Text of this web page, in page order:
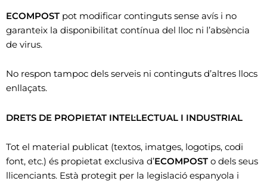
ECOMPOST pot modificar continguts sense avís i no
garanteix la disponibilitat contínua del lloc ni l’absència
de virus.
No respon tampoc dels serveis ni continguts d’altres llocs
enllaçats.
DRETS DE PROPIETAT INTEL·LECTUAL I INDUSTRIAL
Tot el material publicat (textos, imatges, logotips, codi
font, etc.) és propietat exclusiva d’ECOMPOST o dels seus
llicenciants. Està protegit per la legislació espanyola i